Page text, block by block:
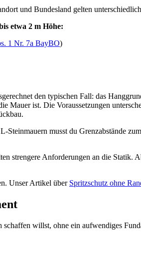
und Bundesland gelten
etwa 2 m Höhe:
1 Nr. 7a BayBO)
den typischen Fall: das
Mauer ist. Die Voraussetzungen
musst du Grenzabstände
strengere Anforderungen an die Statik.
Unser Artikel über Spritzschutz ohne
willst, ohne ein aufwendiges